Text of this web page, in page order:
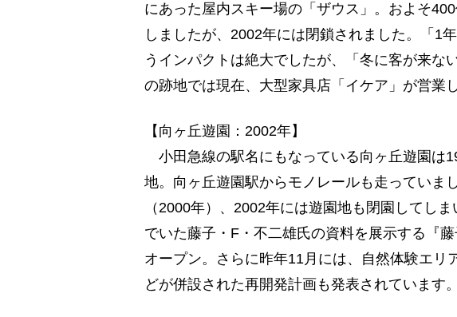
にあった屋内スキー場の「ザウス」。およそ
しましたが、2002年には閉鎖されました。「1
うインパクトは絶大でしたが、「冬に客が来な
の跡地では現在、大型家具店「イケア」が営業
【向ヶ丘遊園：2002年】
小田急線の駅名にもなっている向ヶ丘遊園は
地。向ヶ丘遊園駅からモノレールも走っていま
（2000年）、2002年には遊園地も閉園してし
でいた藤子・F・不二雄氏の資料を展示する『
オープン。さらに昨年11月には、自然体験エリ
どが併設された再開発計画も発表されています。